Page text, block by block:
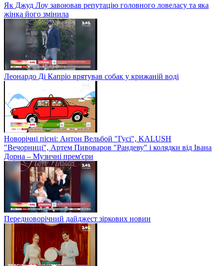
Як Джуд Лоу завоював репутацію головного ловеласу та яка
жінка його змінила
Леонардо Ді Капріо врятував собак у крижаній воді
Новорічні пісні: Антон Вельбой "Гусі", KALUSH
"Вечорниці", Артем Пивоваров "Рандеву" і колядки від Івана
Дорна – Музичні прем'єри
Передноворічний дайджест зіркових новин